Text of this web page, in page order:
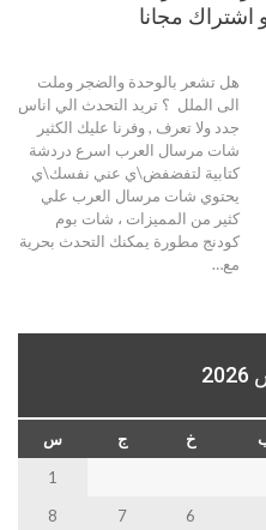
مجانا
هل تشعر بالوحدة والضجر وملت
الى الملل ؟ تريد التحدث الي اناس
جدد ولا تعرف , وفرنا عليك الكثير
شات مرسال العرب اسرع دردشة
كتابية لتفضفض\ي عني نفسك\ي
يحتوي شات مرسال العرب علي
كثير من المميزات ، شات بوم
كودنج مطورة يمكنك التحدث بحرية
مع…
خ ج
س
1
6
7
8